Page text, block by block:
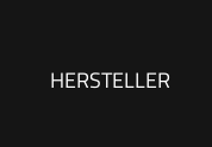
(Sahne),
HERSTELLER